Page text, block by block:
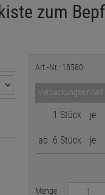
zum
Art.-Nr.: 18580
Verpackungseinheit
1 Stück je
ab 6 Stück je
Menge